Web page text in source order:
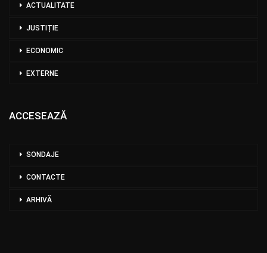
ACTUALITATE
JUSTIȚIE
ECONOMIC
EXTERNE
ACCESEAZĂ
SONDAJE
CONTACTE
ARHIVĂ